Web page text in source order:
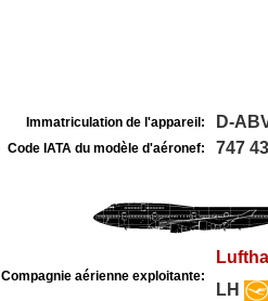
Immatriculation de l'appareil: D-
Code IATA du modèle d'aéronef: 747
Compagnie aérienne exploitante:
LH